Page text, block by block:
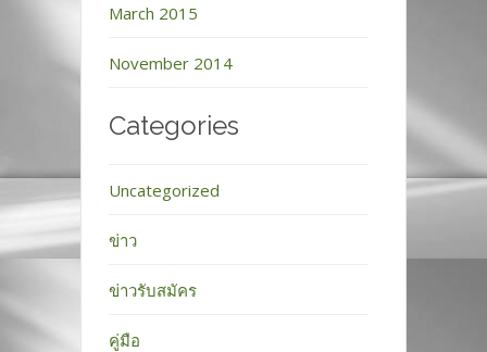
March 2015
November 2014
Categories
Uncategorized
ข่าว
ข่าวรับสมัคร
คู่มือ